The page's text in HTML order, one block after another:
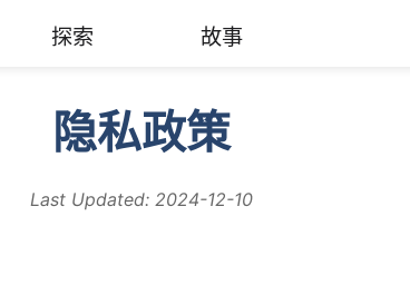
探索 故事
隐私政策
Last Updated: 2024-12-10